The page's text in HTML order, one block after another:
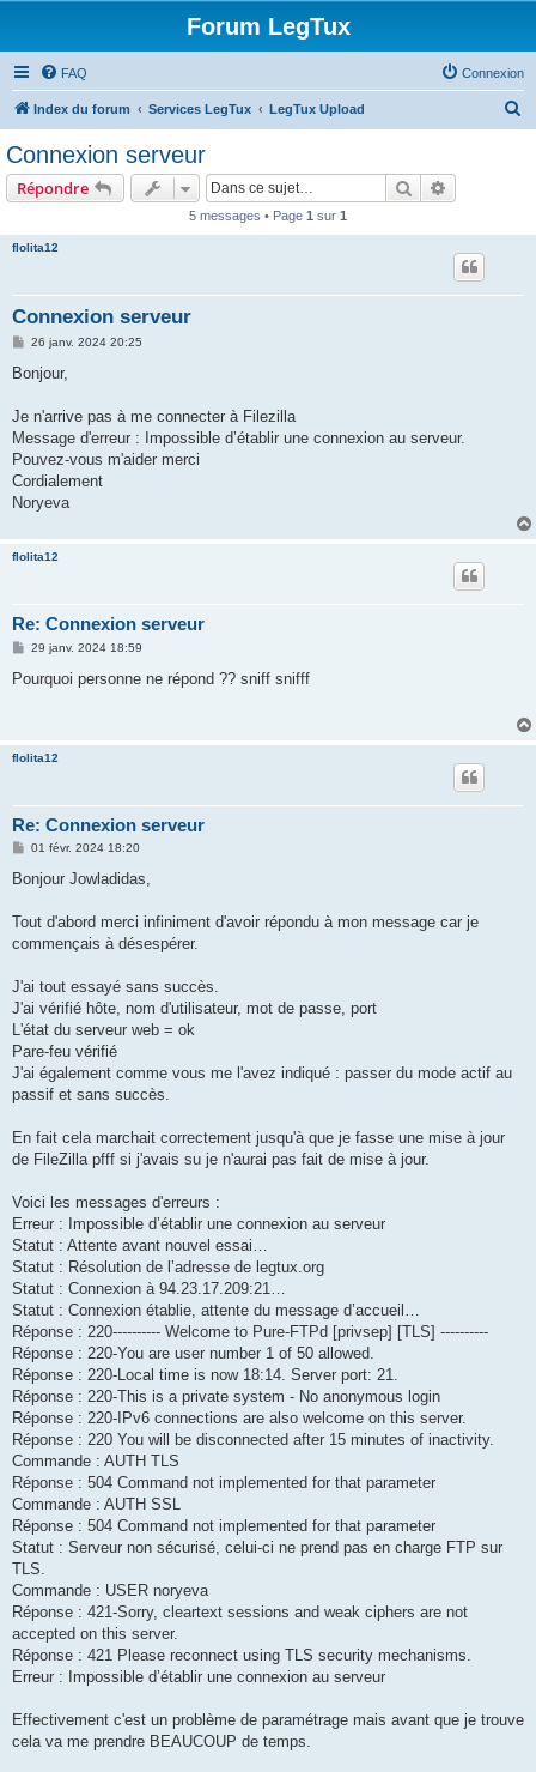
Forum LegTux
FAQ Connexion
Index du forum Services LegTux LegTux Upload
Connexion serveur
Répondre Rechercher
5 messages • Page 1 sur 1
flolita12
Connexion serveur
M
s
g
26 janv. 2024 20:25
Bonjour,
Je n'arrive pas à me connecter à Filezilla
Message d'erreur : Impossible d’établir une connexion au serveur.
Pouvez-vous m'aider merci
Cordialement
Noryeva
flolita12
Re: Connexion serveur
M
s
29 janv. 2024 18:59
Pourquoi personne ne répond ?? sniff snifff
flolita12
Re: Connexion serveur
M
s
g
01 févr. 2024 18:20
Bonjour Jowladidas,
Tout d'abord merci infiniment d'avoir répondu à mon message car je
commençais à désespérer.
J'ai tout essayé sans succès.
J'ai vérifié hôte, nom d'utilisateur, mot de passe, port
L'état du serveur web = ok
Pare-feu vérifié
J'ai également comme vous me l'avez indiqué : passer du mode actif au
passif et sans succès.
En fait cela marchait correctement jusqu'à que je fasse une mise à jour
de FileZilla pfff si j'avais su je n'aurai pas fait de mise à jour.
Voici les messages d'erreurs :
Erreur : Impossible d’établir une connexion au serveur
Statut : Attente avant nouvel essai…
Statut : Résolution de l’adresse de legtux.org
Statut : Connexion à 94.23.17.209:21…
Statut : Connexion établie, attente du message d’accueil…
Réponse : 220---------- Welcome to Pure-FTPd [privsep] [TLS] ----------
Réponse : 220-You are user number 1 of 50 allowed.
Réponse : 220-Local time is now 18:14. Server port: 21.
Réponse : 220-This is a private system - No anonymous login
Réponse : 220-IPv6 connections are also welcome on this server.
Réponse : 220 You will be disconnected after 15 minutes of inactivity.
Commande : AUTH TLS
Réponse : 504 Command not implemented for that parameter
Commande : AUTH SSL
Réponse : 504 Command not implemented for that parameter
Statut : Serveur non sécurisé, celui‐ci ne prend pas en charge FTP sur
TLS.
Commande : USER noryeva
Réponse : 421-Sorry, cleartext sessions and weak ciphers are not
accepted on this server.
Réponse : 421 Please reconnect using TLS security mechanisms.
Erreur : Impossible d’établir une connexion au serveur
Effectivement c'est un problème de paramétrage mais avant que je trouve
cela va me prendre BEAUCOUP de temps.